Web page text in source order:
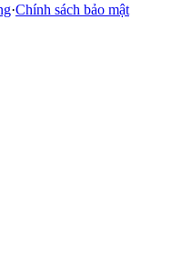
·Chính sách bảo mật